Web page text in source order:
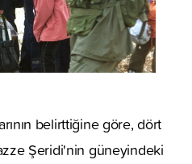
belirttiğine göre, dört
Şeridi'nin güneyindeki